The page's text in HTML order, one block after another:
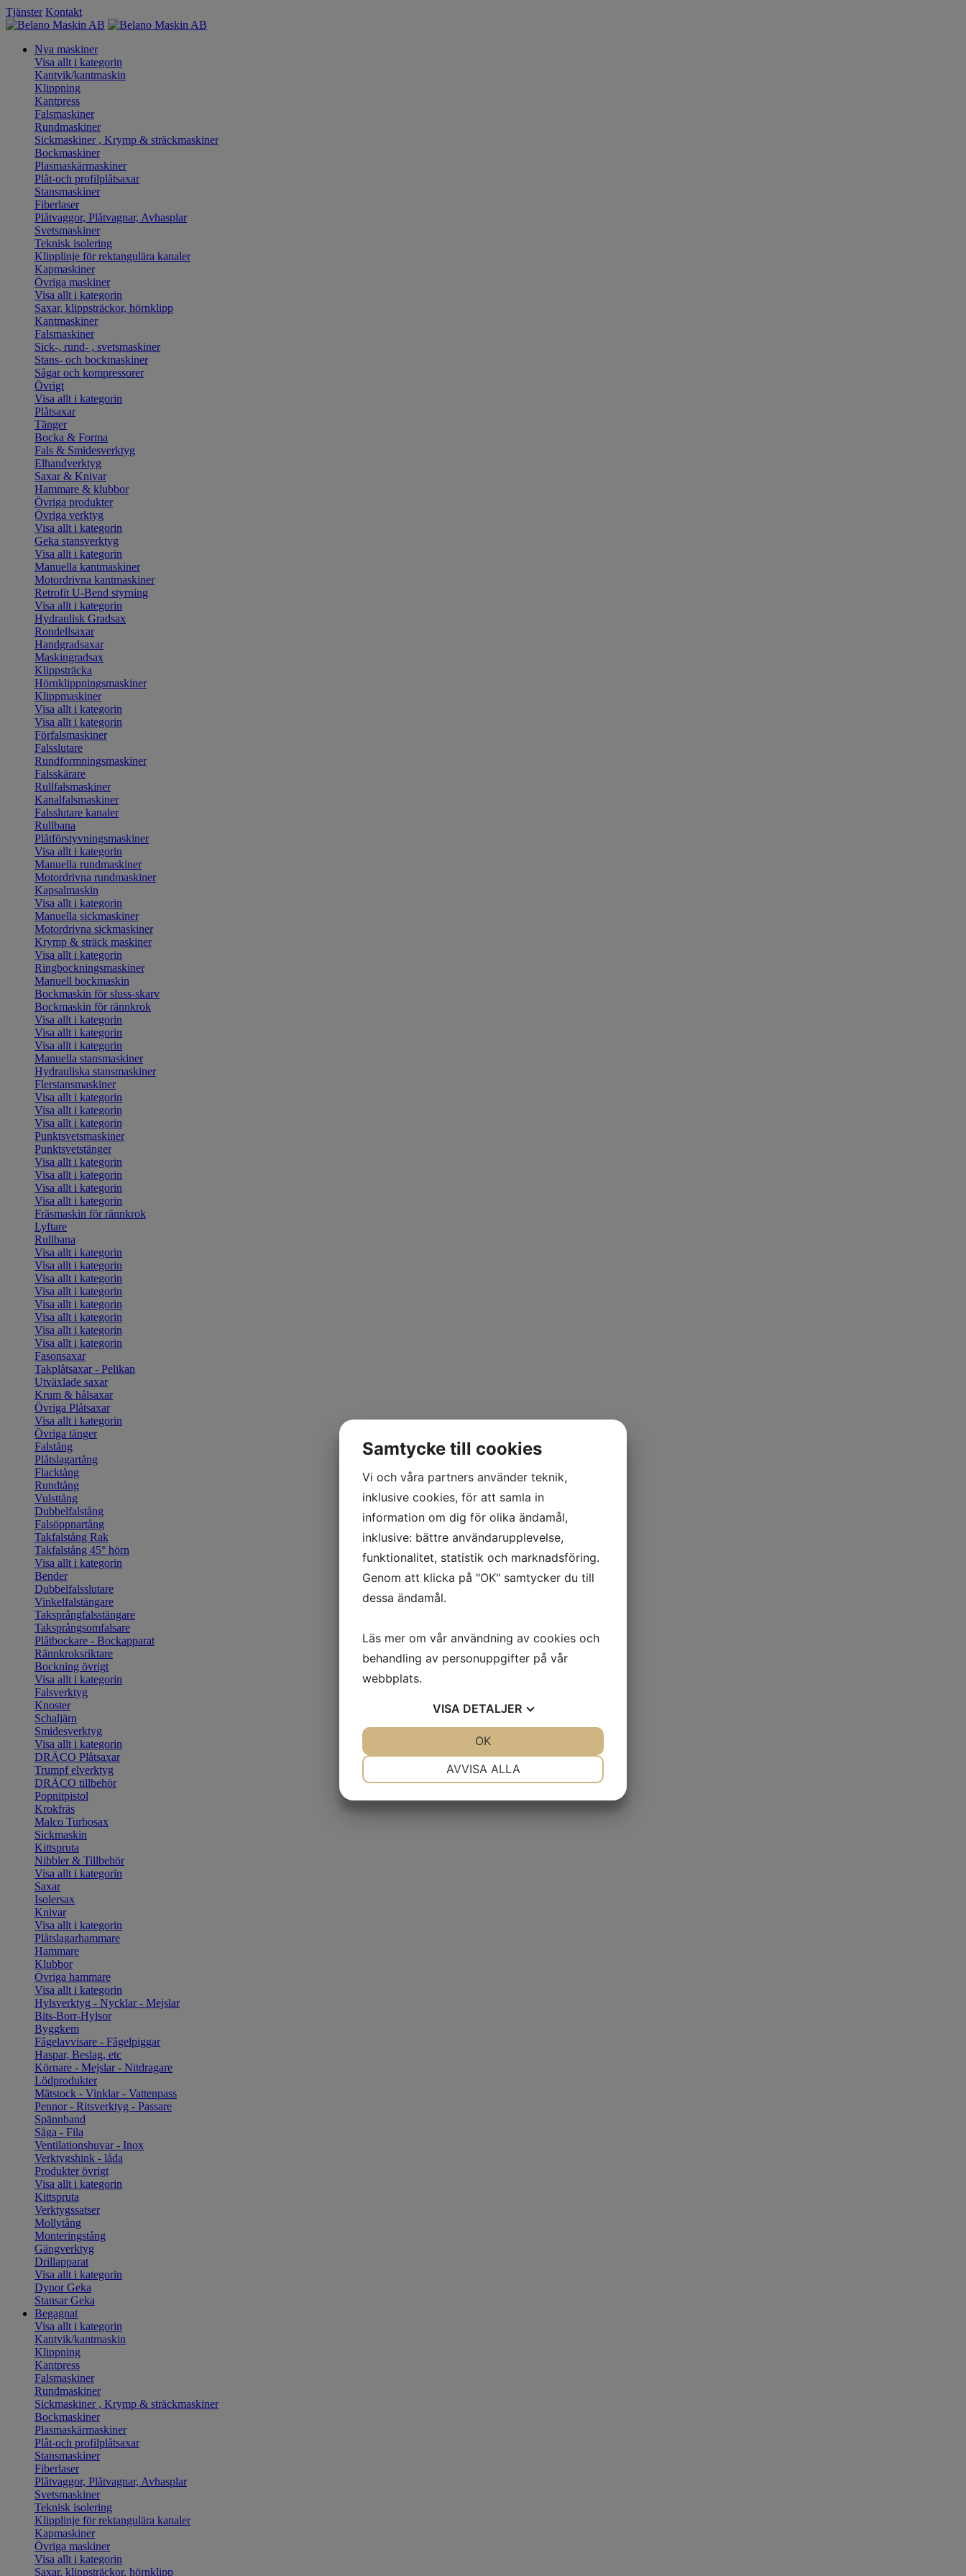
Tjänster Kontakt
Nya maskiner
Visa allt i kategorin
Kantvik/kantmaskin
Klippning
Kantpress
Falsmaskiner
Rundmaskiner
Sickmaskiner , Krymp & sträckmaskiner
Bockmaskiner
Plasmaskärmaskiner
Plåt-och profilplåtsaxar
Stansmaskiner
Fiberlaser
Plåtvaggor, Plåtvagnar, Avhasplar
Svetsmaskiner
Teknisk isolering
Klipplinje för rektangulära kanaler
Kapmaskiner
Övriga maskiner
Visa allt i kategorin
Saxar, klippsträckor, hörnklipp
Kantmaskiner
Falsmaskiner
Sick-, rund- , svetsmaskiner
Stans- och bockmaskiner
Sågar och kompressorer
Övrigt
Visa allt i kategorin
Plåtsaxar
Tänger
Bocka & Forma
Fals & Smidesverktyg
Elhandverktyg
Saxar & Knivar
Hammare & klubbor
Övriga produkter
Övriga verktyg
Visa allt i kategorin
Geka stansverktyg
Visa allt i kategorin
Manuella kantmaskiner
Motordrivna kantmaskiner
Retrofit U-Bend styrning
Visa allt i kategorin
Hydraulisk Gradsax
Rondellsaxar
Handgradsaxar
Maskingradsax
Klippsträcka
Hörnklippningsmaskiner
Klippmaskiner
Visa allt i kategorin
Visa allt i kategorin
Förfalsmaskiner
Falsslutare
Rundformningsmaskiner
Falsskärare
Rullfalsmaskiner
Kanalfalsmaskiner
Falsslutare kanaler
Rullbana
Plåtförstyvningsmaskiner
Visa allt i kategorin
Manuella rundmaskiner
Motordrivna rundmaskiner
Kapsalmaskin
Visa allt i kategorin
Manuella sickmaskiner
Motordrivna sickmaskiner
Krymp & sträck maskiner
Visa allt i kategorin
Ringbockningsmaskiner
Manuell bockmaskin
Bockmaskin för sluss-skarv
Bockmaskin för rännkrok
Visa allt i kategorin
Visa allt i kategorin
Visa allt i kategorin
Manuella stansmaskiner
Hydrauliska stansmaskiner
Flerstansmaskiner
Visa allt i kategorin
Visa allt i kategorin
Visa allt i kategorin
Punktsvetsmaskiner
Punktsvetstänger
Visa allt i kategorin
Visa allt i kategorin
Visa allt i kategorin
Visa allt i kategorin
Fräsmaskin för rännkrok
Lyftare
Rullbana
Visa allt i kategorin
Visa allt i kategorin
Visa allt i kategorin
Visa allt i kategorin
Visa allt i kategorin
Visa allt i kategorin
Visa allt i kategorin
Visa allt i kategorin
Fasonsaxar
Takplåtsaxar - Pelikan
Utväxlade saxar
Krum & hålsaxar
Övriga Plåtsaxar
Visa allt i kategorin
Övriga tänger
Falstång
Plåtslagartång
Flacktång
Rundtång
Vulsttång
Dubbelfalstång
Falsöppnartång
Takfalstång Rak
Takfalstång 45° hörn
Visa allt i kategorin
Bender
Dubbelfalsslutare
Vinkelfalstängare
Taksprångfalsstängare
Taksprångsomfalsare
Plåtbockare - Bockapparat
Rännkroksriktare
Bockning övrigt
Visa allt i kategorin
Falsverktyg
Knoster
Schaljärn
Smidesverktyg
Visa allt i kategorin
DRÄCO Plåtsaxar
Trumpf elverktyg
DRÄCO tillbehör
Popnitpistol
Krokfräs
Malco Turbosax
Sickmaskin
Kittspruta
Nibbler & Tillbehör
Visa allt i kategorin
Saxar
Isolersax
Knivar
Visa allt i kategorin
Plåtslagarhammare
Hammare
Klubbor
Övriga hammare
Visa allt i kategorin
Hylsverktyg - Nycklar - Mejslar
Bits-Borr-Hylsor
Byggkem
Fågelavvisare - Fågelpiggar
Haspar, Beslag, etc
Körnare - Mejslar - Nitdragare
Lödprodukter
Mätstock - Vinklar - Vattenpass
Pennor - Ritsverktyg - Passare
Spännband
Såga - Fila
Ventilationshuvar - Inox
Verktygshink - låda
Produkter övrigt
Visa allt i kategorin
Kittspruta
Verktygssatser
Mollytång
Monteringstång
Gängverktyg
Drillapparat
Visa allt i kategorin
Dynor Geka
Stansar Geka
Begagnat
Visa allt i kategorin
Kantvik/kantmaskin
Klippning
Kantpress
Falsmaskiner
Rundmaskiner
Sickmaskiner , Krymp & sträckmaskiner
Bockmaskiner
Plasmaskärmaskiner
Plåt-och profilplåtsaxar
Stansmaskiner
Fiberlaser
Plåtvaggor, Plåtvagnar, Avhasplar
Svetsmaskiner
Teknisk isolering
Klipplinje för rektangulära kanaler
Kapmaskiner
Övriga maskiner
Visa allt i kategorin
Saxar, klippsträckor, hörnklipp
Samtycke till cookies
Vi och våra partners använder teknik,
inklusive cookies, för att samla in
information om dig för olika ändamål,
inklusive: bättre användarupplevelse,
funktionalitet, statistik och marknadsföring.
Genom att klicka på "OK" samtycker du till
dessa ändamål.
Läs mer om vår användning av cookies och
behandling av personuppgifter på vår
webbplats.
VISA DETALJER
AVVISA ALLA
OK